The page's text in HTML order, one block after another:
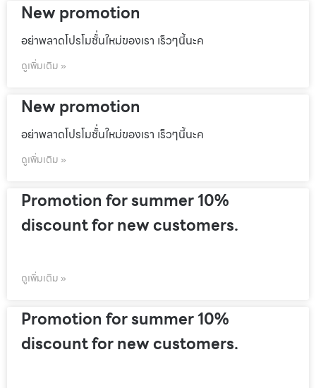
New promotion
อย่าพลาดโปรโมชั้่นใหม่ของเรา เร็วๆนี้นะค
ดูเพิ่มเติม »
New promotion
อย่าพลาดโปรโมชั้่นใหม่ของเรา เร็วๆนี้นะค
ดูเพิ่มเติม »
Promotion for summer 10%
discount for new customers.
ดูเพิ่มเติม »
Promotion for summer 10%
discount for new customers.